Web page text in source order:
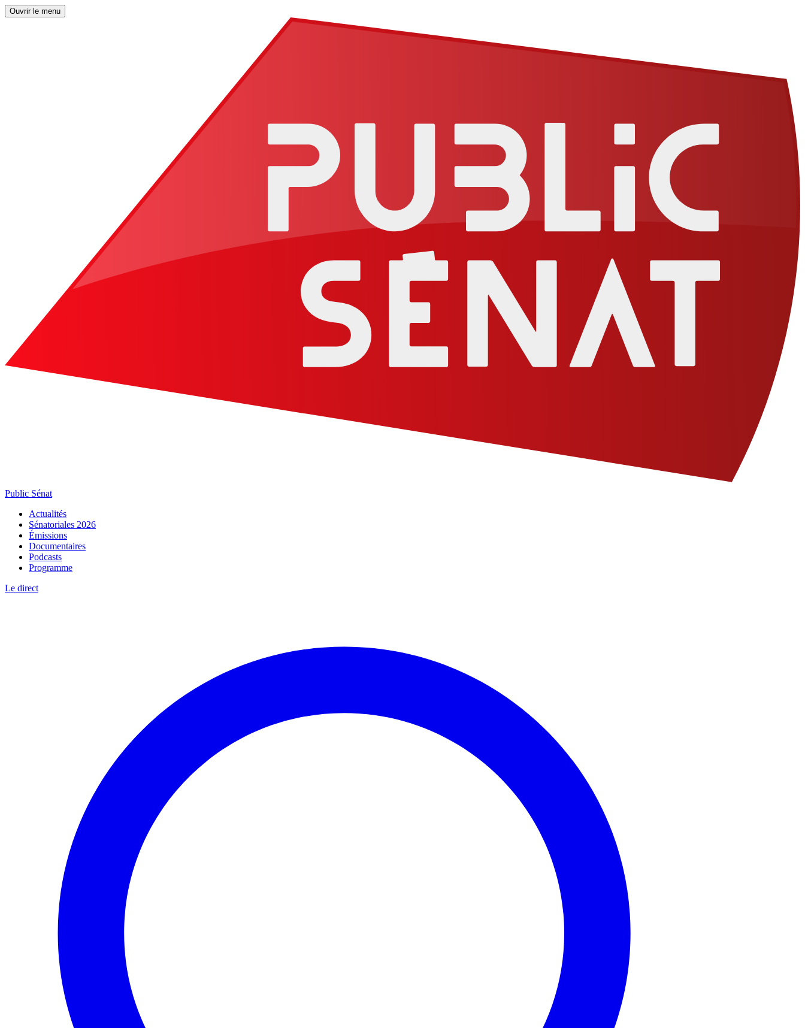
Ouvrir le menu
Public Sénat
Actualités
Sénatoriales 2026
Émissions
Documentaires
Podcasts
Programme
Le direct